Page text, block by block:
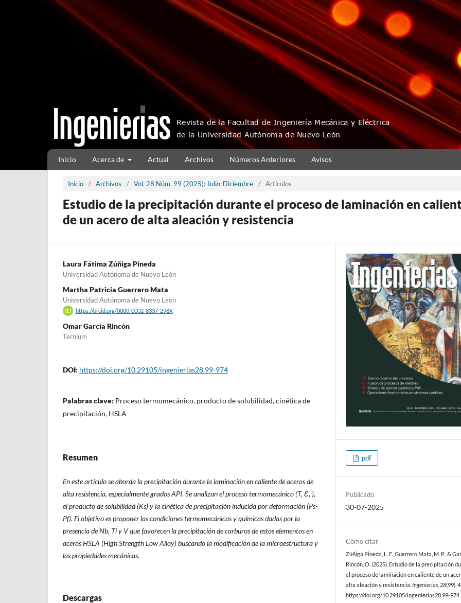
Inicio Acerca de Actual Archivos Números Anteriores Avisos
Inicio / Archivos / Vol. 28 Núm. 99 (2025): Julio-Diciembre / Artículos
Estudio de la precipitación durante el proceso de laminación en
de un acero de alta aleación y resistencia
Laura Fátima Zúñiga Pineda
Universidad Autónoma de Nuevo León
Martha Patricia Guerrero Mata
Universidad Autónoma de Nuevo León
https://orcid.org/0000-0002-8337-298X
Omar García Rincón
Ternium
DOI: https://doi.org/10.29105/ingenierias28.99-974
Palabras clave: Proceso termomecánico, producto de solubilidad, cinética de
precipitación, HSLA
Resumen
En este artículo se aborda la precipitación durante la laminación en caliente de aceros de
alta resistencia, especialmente grados API. Se analizan el proceso termomecánico (T, Ԑ, ),
el producto de solubilidad (Ks) y la cinética de precipitación inducida por deformación (Ps-
Pf). El objetivo es proponer las condiciones termomecánicas y químicas dadas por la
presencia de Nb, Ti y V que favorecen la precipitación de carburos de estos elementos en
aceros HSLA (High Strength Low Alloy) buscando la modificación de la microestructura y
las propiedades mecánicas.
Descargas
pdf
Publicado
30-07-2025
Cómo citar
Zúñiga Pineda, L. F., Guerrero Mata, M. P., &
Rincón, O. (2025). Estudio de la precipitación
el proceso de laminación en caliente de un
alta aleación y resistencia.Ingenierias 28(99),
https://doi.org/10.29105/ingenierias28.99-974